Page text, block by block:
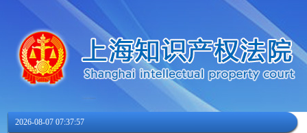
2026-08-07 07:37:57